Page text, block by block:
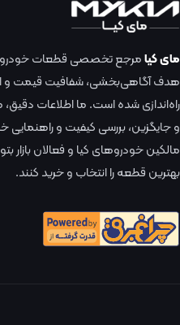
مای کیامرجع تخصصی قطعات
هدف آگاهی‌بخشی، شفافیت قیمت و
راه‌اندازی شده است. ما اطلاعات
و جایگزین، بررسی کیفیت و راهنمایی
مالکین خودروهای کیا و فعالان بازار
بهترین قطعه را انتخاب و خرید کنند.